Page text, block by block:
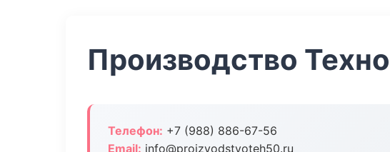
Производство
Телефон: +7 (988) 886-67-56
Email: info@proizvodstvoteh50.ru